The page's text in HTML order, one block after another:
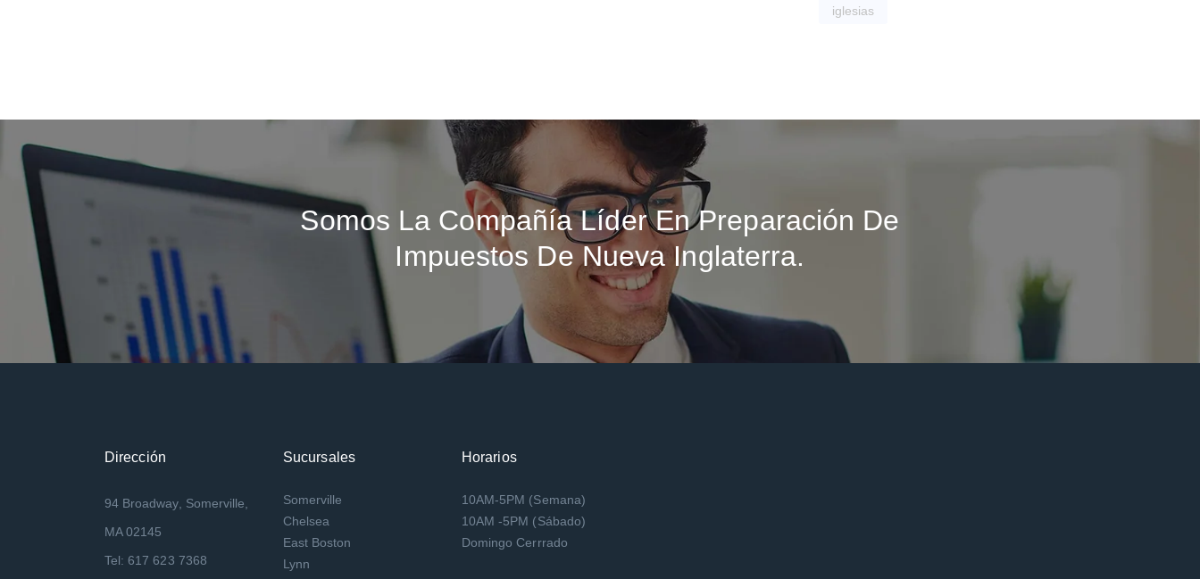
iglesias
Somos La Compañía Líder En Preparación De
Impuestos De Nueva Inglaterra.
Dirección
94 Broadway, Somerville,
MA 02145
Tel: 617 623 7368
Sucursales
Somerville
Chelsea
East Boston
Lynn
Horarios
10AM-5PM (Semana)
10AM -5PM (Sábado)
Domingo Cerrrado